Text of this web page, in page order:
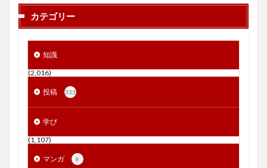
カテゴリー
知識
(2,016)
投稿 333
学び
(1,107)
マンガ 8